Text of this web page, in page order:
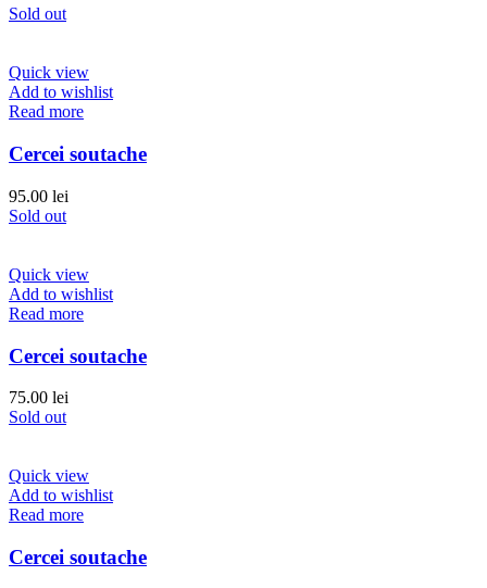
Sold out
Quick view
Add to wishlist
Read more
Cercei soutache
95.00 lei
Sold out
Quick view
Add to wishlist
Read more
Cercei soutache
75.00 lei
Sold out
Quick view
Add to wishlist
Read more
Cercei soutache